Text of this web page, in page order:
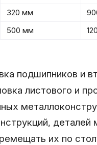
320 мм
500 мм
подшипников и
листового и
их по